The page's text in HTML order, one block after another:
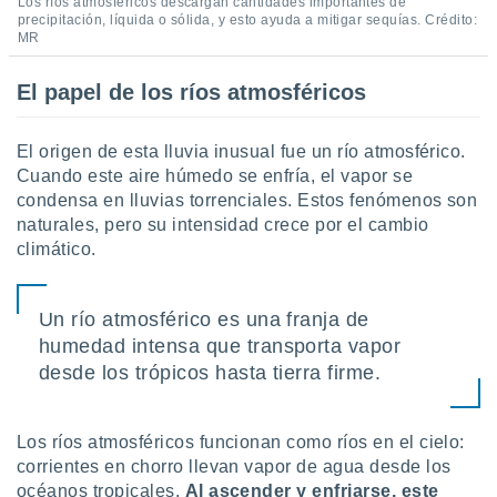
su
u
datos
momento
en
en
datos
precipitación, líquida o sólida, y esto ayuda a mitigar sequías. Crédito:
MR
El papel de los ríos atmosféricos
El origen de esta lluvia inusual fue un río atmosférico.
Cuando este aire húmedo se enfría, el vapor se
condensa en lluvias torrenciales. Estos fenómenos son
naturales, pero su intensidad crece por el cambio
climático.
Un río atmosférico es una franja de
humedad intensa que transporta vapor
desde los trópicos hasta tierra firme.
Los ríos atmosféricos funcionan como ríos en el cielo:
corrientes en chorro llevan vapor de agua desde los
océanos tropicales. Al ascender y enfriarse, este